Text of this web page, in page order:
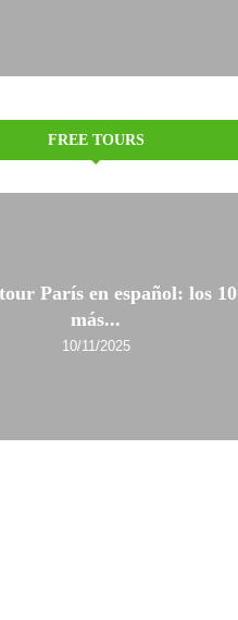
FREE TOURS
París en español: los 10
más...
10/11/2025